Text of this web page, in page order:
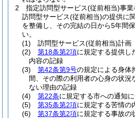
2
指定訪問型サービス(従前相当)事業
訪問型サービス(従前相当)の提供に
を整備し、その完結の日から5年間
い。
(1)
訪問型サービス(従前相当)計画
(2)
第18条第2項に規定する提供し
内容の記録
(3)
第42条第9号の規定による身体
間、その際の利用者の心身の状況
ない理由の記録
(4)
第22条に規定する市への通知
(5)
第35条第2項に規定する苦情の
(6)
第37条第2項に規定する事故の